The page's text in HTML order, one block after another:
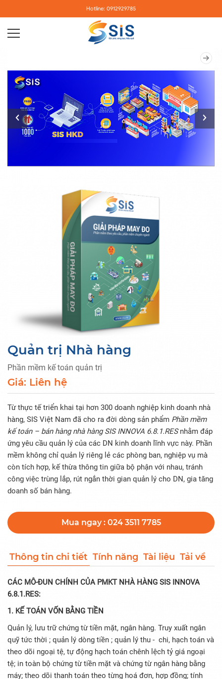
Hotline: 0912929785
Quản trị Nhà hàng
Phần mềm kế toán quản trị
Giá: Liên hệ
Từ thực tế triển khai tại hơn 300 doanh nghiệp kinh doanh nhà
hàng, SIS Việt Nam đã cho ra đời dòng sản phẩm Phần mềm
kế toán – bán hàng nhà hàng SIS INNOVA 6.8.1.RESnhằm đáp
ứng yêu cầu quản lý của các DN kinh doanh lĩnh vực này. Phần
mềm không chỉ quản lý riêng lẻ các phòng ban, nghiệp vụ mà
còn tích hợp, kế thừa thông tin giữa bộ phận với nhau, tránh
công việc trùng lắp, rút ngắn thời gian quản lý cho DN, gia tăng
doanh số bán hàng.
Mua ngay : 024 3511 7785
Thông tin chi tiết Tính năng Tài liệu Tải về
CÁC MÔ-ĐUN CHÍNH CỦA PMKT NHÀ HÀNG SIS INNOVA
6.8.1.RES:
1. KẾ TOÁN VỐN BẰNG TIỀN
Quản lý, lưu trữ chứng từ tiền mặt, ngân hàng. Truy xuất ngân
quỹ tức thời ; quản lý dòng tiền ; quản lý thu - chi, hạch toán và
theo dõi ngoại tệ, tự động hạch toán chênh lệch tỷ giá ngoại
tệ; in toàn bộ chứng từ tiền mặt và chứng từ ngân hàng bằng
máy; theo dõi thanh toán theo từng hoá đơn, hợp đồng; tính